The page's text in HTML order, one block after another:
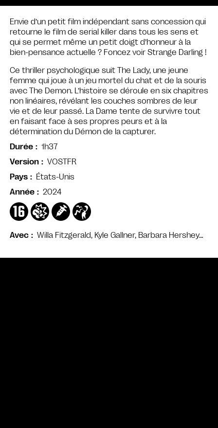
Avec Willa Fitzgerald, Kyle Gallner, Barbara Hershey…
Envie d’un petit film indépendant sans concession qui
retourne le film de serial killer dans tous les sens et
qui se permet même un petit doigt d’honneur à la
bien-pensance actuelle ? Foncez voir Strange Darling !
Ce thriller psychologique suit The Lady, une jeune
femme qui joue à un jeu mortel du chat et de la souris
avec The Demon. L’histoire se déroule en six chapitres
non linéaires, révélant les couches sombres de leur
vie et de leur passé. La Dame tente de survivre tout
en faisant face à ses propres peurs et à la
détermination du Démon de la capturer.
Durée
1h37
Version
VOSTFR
Pays
États-Unis
Année
2024